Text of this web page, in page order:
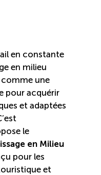
ligne
en constante
en milieu
comme une
pour acquérir
et adaptées
le
en Milieu
pour les
et